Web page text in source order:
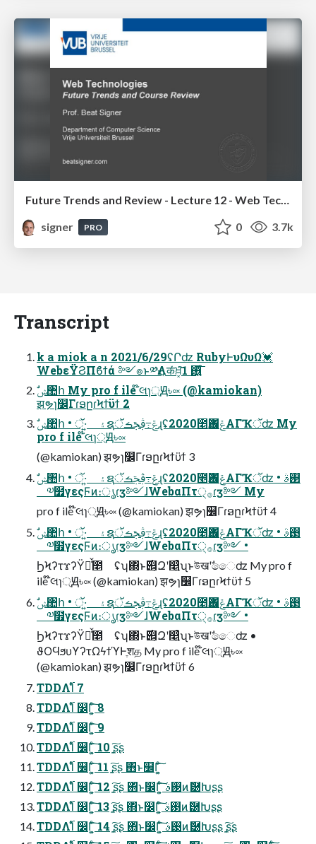
signer
PRO 0 3.7k
Transcript
k a miok a n 2021/6/29ʢՐʣ RubyͰυΩυΩ💓
WebεΫϨΠϐϯά ༻๏ͱ༰ྔΛकͬͯਖ਼͓͘͠࢖͍͍ͩ͘͞ 1
झຯɿ௼ΓɾອըɾϞϯϋϯ 2
pro f ile ໊લɿ্Ԭ৳༟
(@kamiokan) झຯɿ௼ΓɾອըɾϞϯϋϯ 3
༧໿γεςϜͷ։ൃɾӡ༻ɺWebαΠτ੍࡞ɾӡ༻ My
pro f ile ໊લɿ্Ԭ৳༟ (@kamiokan) झຯɿ௼ΓɾອըɾϞϯϋϯ 4
༧໿γεςϜͷ։ൃɾӡ༻ɺWebαΠτ੍࡞ɾӡ༻ •
ϦϞʔτϫʔΫྺ̍̌೥ ʢʮ΍ͬͱ࣌୅͕Զʹ௥͍͍ͭͨʯͱউखʹࣗෛʣ My pro f
ile ໊લɿ্Ԭ৳༟ (@kamiokan) झຯɿ௼ΓɾອըɾϞϯϋϯ 5
༧໿γεςϜͷ։ൃɾӡ༻ɺWebαΠτ੍࡞ɾӡ༻ •
ϦϞʔτϫʔΫྺ̍̌೥ ʢʮ΍ͬͱ࣌୅͕Զʹ௥͍͍ͭͨʯͱউखʹࣗෛʣ •
ϑΟϤϧυϒʔτΩϟϯϓͰֶशத My pro f ile ໊લɿ্Ԭ৳༟
(@kamiokan) झຯɿ௼ΓɾອըɾϞϯϋϯ 6
TDDΛ࢝Ίͨ 7
TDDΛ࢝Ίͨ ௼Γ͕͍ͨ͠ 8
TDDΛ࢝Ίͨ ௼Γ͕͍ͨ͠ 9
TDDΛ࢝Ίͨ ௼Γ͕͍ͨ͠ 10 ָ͍͠ʂʂ
TDDΛ࢝Ίͨ ௼Γ͕͍ͨ͠ 11 ָ͍͠ʂʂ ΋ͬͱ௼Γ͕͍ͨ͠
TDDΛ࢝Ίͨ ௼Γ͕͍ͨ͠ 12 ָ͍͠ʂʂ ΋ͬͱ௼Γ͕͍ͨ͠ ࢓ࣄͷޮ཰Խʂʂ
TDDΛ࢝Ίͨ ௼Γ͕͍ͨ͠ 13 ָ͍͠ʂʂ ΋ͬͱ௼Γ͕͍ͨ͠ ࢓ࣄͷޮ཰Խʂʂ
TDDΛ࢝Ίͨ ௼Γ͕͍ͨ͠ 14 ָ͍͠ʂʂ ΋ͬͱ௼Γ͕͍ͨ͠ ࢓ࣄͷޮ཰Խʂʂ ָ͍͠ʂʂ